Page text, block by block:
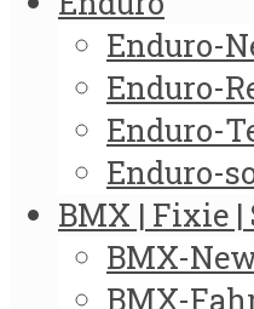
Enduro-
Enduro-
Enduro-
Enduro-
BMX | Fixie |
BMX-
BMX-